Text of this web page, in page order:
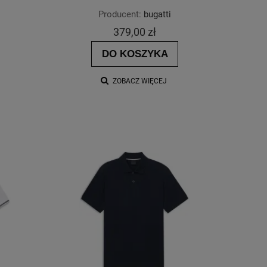
Producent: bugatti
379,00 zł
DO KOSZYKA
ZOBACZ WIĘCEJ